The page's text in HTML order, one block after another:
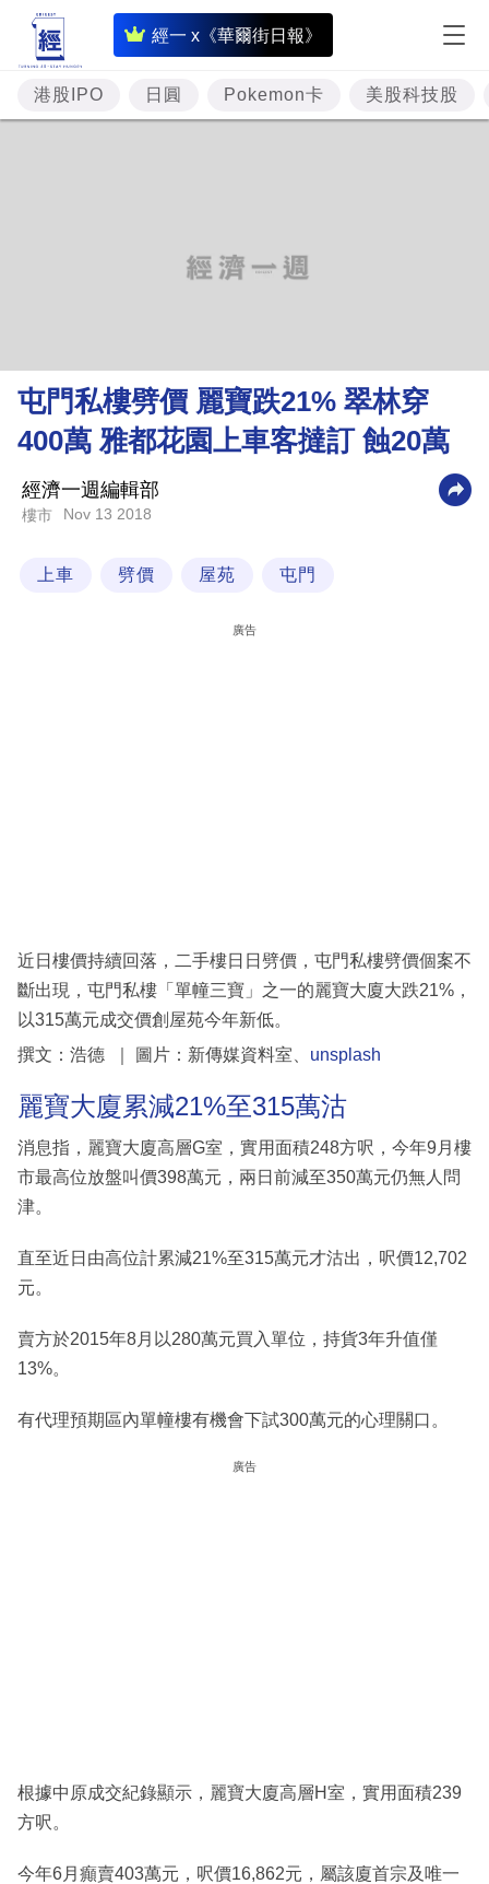
經一 x《華爾街日報》
即
時
財
經
理
財
商
業
科
區
港股IPO 日圓 Pokemon卡 美股科技股
屯門私樓劈價 麗寶跌21% 翠林穿
400萬 雅都花園上車客撻訂 蝕20萬
經濟一週編輯部
樓市 Nov 13 2018
上車 劈價 屋苑 屯門
廣告
近日樓價持續回落，二手樓日日劈價，屯門私樓劈價個案不
斷出現，屯門私樓「單幢三寶」之一的麗寶大廈大跌21%，
以315萬元成交價創屋苑今年新低。
撰文：浩德 ｜ 圖片：新傳媒資料室、 unsplash
麗寶大廈累減21%至315萬沽
消息指，麗寶大廈高層G室，實用面積248方呎，今年9月樓
市最高位放盤叫價398萬元，兩日前減至350萬元仍無人問
津。
直至近日由高位計累減21%至315萬元才沽出，呎價12,702
元。
賣方於2015年8月以280萬元買入單位，持貨3年升值僅
13%。
有代理預期區內單幢樓有機會下試300萬元的心理關口。
廣告
根據中原成交紀錄顯示，麗寶大廈高層H室，實用面積239
方呎。
今年6月癲賣403萬元，呎價16,862元，屬該廈首宗及唯一